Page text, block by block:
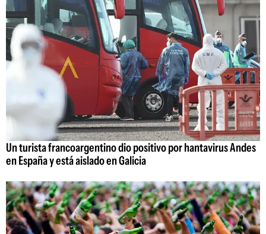
Un turista francoargentino dio positivo por hantavirus Andes
en España y está aislado en Galicia